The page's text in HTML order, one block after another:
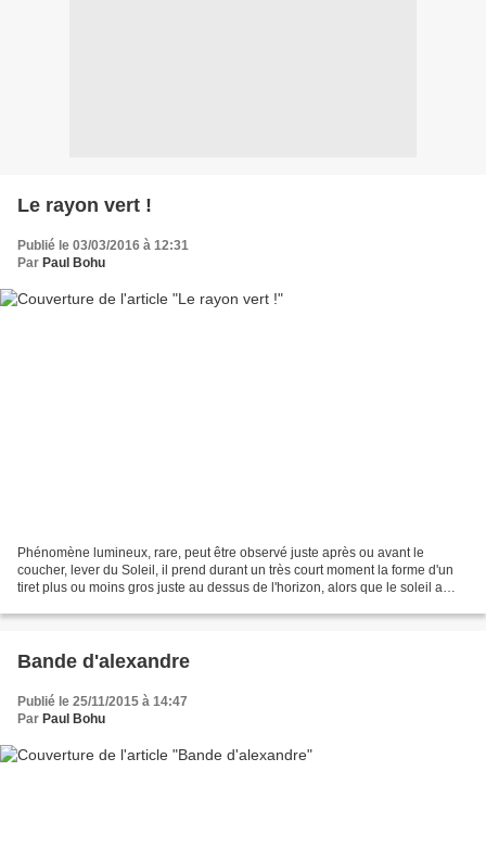
Le rayon vert !
Publié le 03/03/2016 à 12:31
Par Paul Bohu
Phénomène lumineux, rare, peut être observé juste après ou avant le
coucher, lever du Soleil, il prend durant un très court moment la forme d'un
tiret plus ou moins gros juste au dessus de l'horizon, alors que le soleil a
Bande d'alexandre
Publié le 25/11/2015 à 14:47
Par Paul Bohu